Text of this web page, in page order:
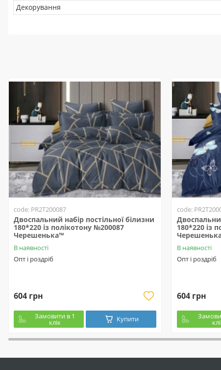
Декорування
code: PR2T200087
Двоспальний набір постільної білизни
180*220 із полікотону №200087
Черешенька™
В наявності
Опт і роздріб
604 грн
Замовити в 1
клік Купити
code:
180*220 із
В наявності
Опт і роздріб
604 грн